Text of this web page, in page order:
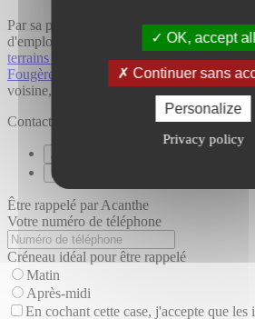
OK, accept all
Continuer sans
Personalize
Privacy policy
Par sa position centrale, Val-d'Izé donne
d'emploi. D'un côté, découvrez nos
terrains à bâtir à Cornillé; de l'autre, nos
Fougères
terrains à bâtir à Pocé-les-
voisine, complètent cette sélection dans
Contacter Acanthe
Appeler Acanthe
Envoyer un message
Être rappelé par Acanthe
Votre numéro de téléphone
Créneau idéal pour être rappelé
Matin
Après-midi
En cochant cette case, j'accepte que les